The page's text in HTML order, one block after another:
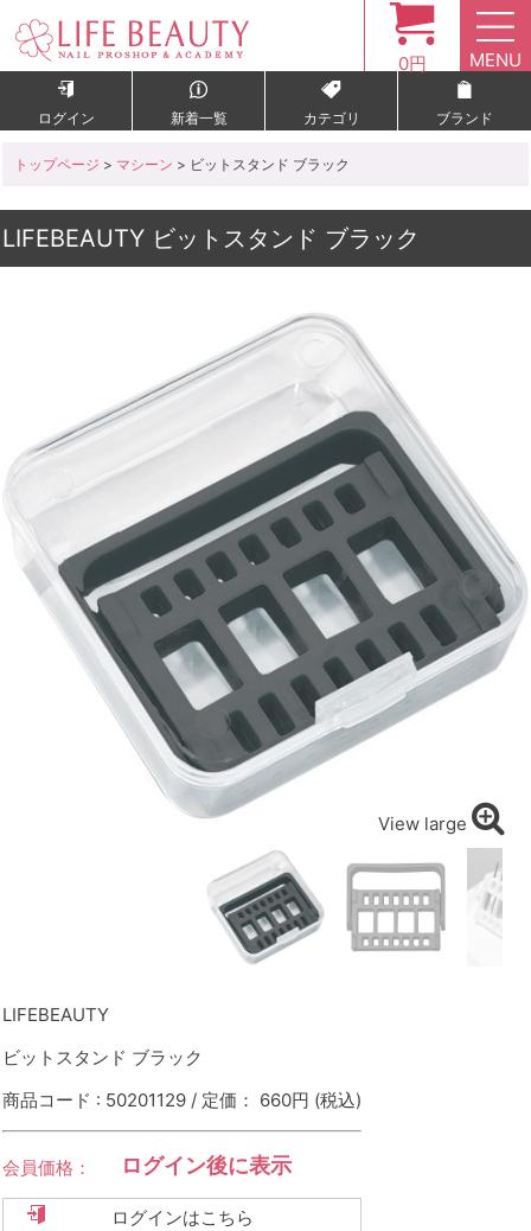
0円 MENU
ログイン 新着一覧 カテゴリ ブランド
トップページ > マシーン > ビットスタンド ブラック
LIFEBEAUTY ビットスタンド ブラック
View large
LIFEBEAUTY
ビットスタンド ブラック
商品コード : 50201129 / 定価： 660円 (税込)
会員価格： ログイン後に表示
ログインはこちら